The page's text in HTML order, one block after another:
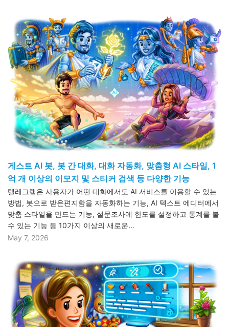
게스트 AI 봇, 봇 간 대화, 대화 자동화, 맞춤형 AI 스타일, 1
억 개 이상의 이모지 및 스티커 검색 등 다양한 기능
텔레그램은 사용자가 어떤 대화에서도 AI 서비스를 이용할 수 있는
방법, 봇으로 받은편지함을 자동화하는 기능, AI 텍스트 에디터에서
맞춤 스타일을 만드는 기능, 설문조사에 한도를 설정하고 통계를 볼
수 있는 기능 등 10가지 이상의 새로운…
May 7, 2026